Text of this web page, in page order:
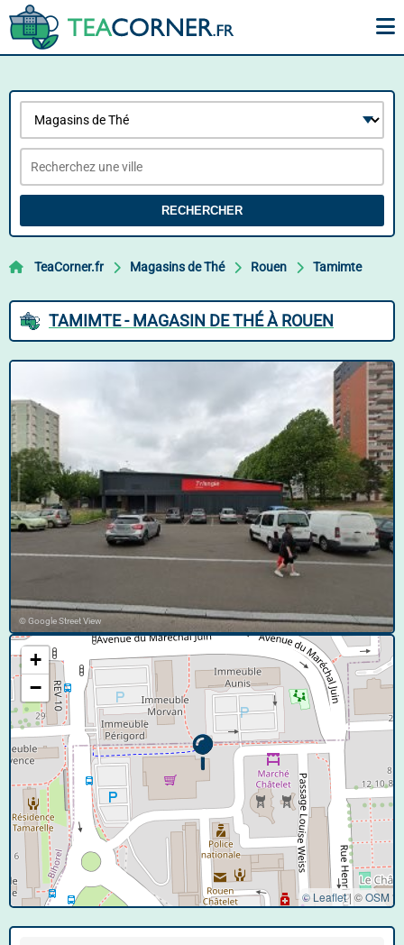
RECHERCHER
TeaCorner.fr Magasins de Thé Rouen Tamimte
TAMIMTE - MAGASIN DE THÉ À ROUEN
© Google Street View
+
−
© Leaflet| ©OSM